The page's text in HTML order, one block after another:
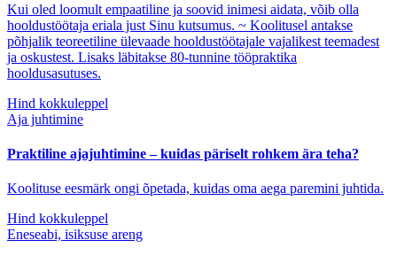
Kui oled loomult empaatiline ja soovid inimesi aidata, võib olla
hooldustöötaja eriala just Sinu kutsumus. ~ Koolitusel antakse
põhjalik teoreetiline ülevaade hooldustöötajale vajalikest teemadest
ja oskustest. Lisaks läbitakse 80-tunnine tööpraktika
hooldusasutuses.
Hind kokkuleppel
Aja juhtimine
Praktiline ajajuhtimine – kuidas päriselt rohkem ära teha?
Koolituse eesmärk ongi õpetada, kuidas oma aega paremini juhtida.
Hind kokkuleppel
Eneseabi, isiksuse areng